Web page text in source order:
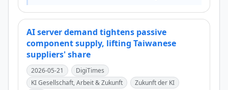
AI server demand tightens passive
component supply, lifting Taiwanese
suppliers' share
2026-05-21
DigiTimes
KI Gesellschaft, Arbeit & Zukunft
Zukunft der KI